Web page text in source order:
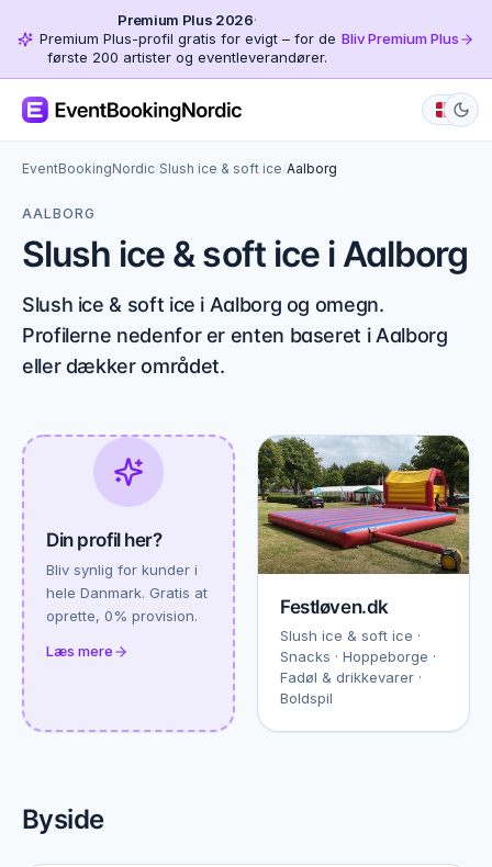
Premium Plus 2026·
Premium Plus-profil gratis for evigt – for de
første 200 artister og eventleverandører.
Bliv Premium Plus
EventBookingNordic/Slush ice & soft ice/Aalborg
AALBORG
Slush ice & soft ice i Aalborg
Slush ice & soft ice i Aalborg og omegn.
Profilerne nedenfor er enten baseret i Aalborg
eller dækker området.
Din profil her?
Bliv synlig for kunder i
hele Danmark. Gratis at
oprette, 0% provision.
Læs mere
Festløven.dk
Slush ice & soft ice ·
Snacks · Hoppeborge ·
Fadøl & drikkevarer ·
Boldspil
Byside